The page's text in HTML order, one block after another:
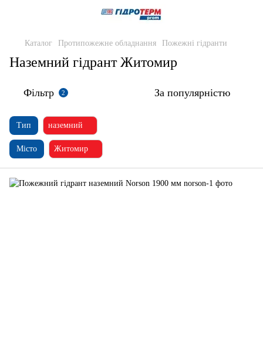
Каталог Протипожежне обладнання Пожежні гідранти
Наземний гідрант Житомир
Фільтр 2 За популярністю
Тип наземний
Місто Житомир